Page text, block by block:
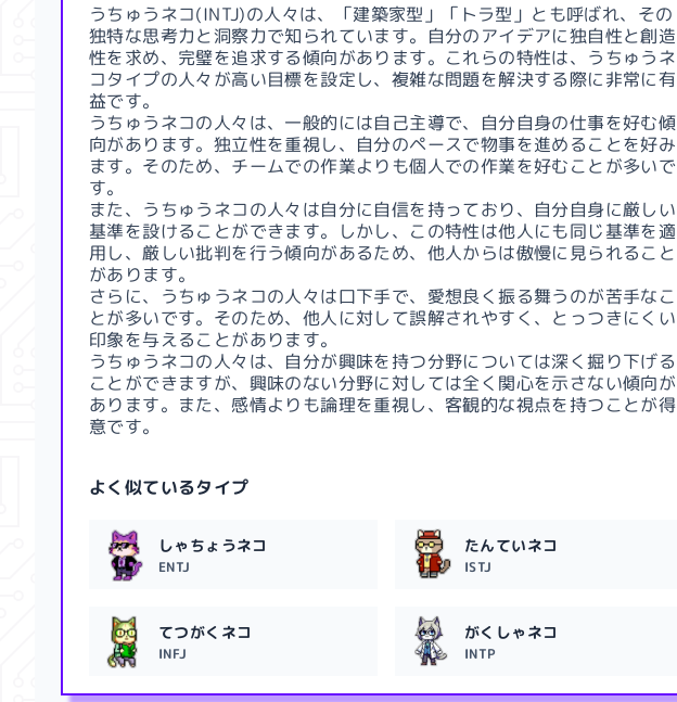
うちゅうネコ(INTJ)の人々は、「建築家型」「トラ型」とも呼ばれ、その
独特な思考力と洞察力で知られています。自分のアイデアに独自性と創造
性を求め、完璧を追求する傾向があります。これらの特性は、うちゅうネ
コタイプの人々が高い目標を設定し、複雑な問題を解決する際に非常に有
益です。
うちゅうネコの人々は、一般的には自己主導で、自分自身の仕事を好む傾
向があります。独立性を重視し、自分のペースで物事を進めることを好み
ます。そのため、チームでの作業よりも個人での作業を好むことが多いで
す。
また、うちゅうネコの人々は自分に自信を持っており、自分自身に厳しい
基準を設けることができます。しかし、この特性は他人にも同じ基準を適
用し、厳しい批判を行う傾向があるため、他人からは傲慢に見られること
があります。
さらに、うちゅうネコの人々は口下手で、愛想良く振る舞うのが苦手なこ
とが多いです。そのため、他人に対して誤解されやすく、とっつきにくい
印象を与えることがあります。
うちゅうネコの人々は、自分が興味を持つ分野については深く掘り下げる
ことができますが、興味のない分野に対しては全く関心を示さない傾向が
あります。また、感情よりも論理を重視し、客観的な視点を持つことが得
意です。
よく似ているタイプ
しゃちょうネコ
ENTJ
たんていネコ
ISTJ
てつがくネコ
INFJ
がくしゃネコ
INTP